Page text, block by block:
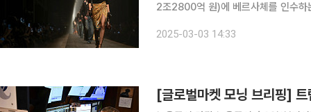
2조2800억 원)에 베르사체를 인수하
안에 인수를 마무리하는 협상을 진행
2025-03-03 14:33